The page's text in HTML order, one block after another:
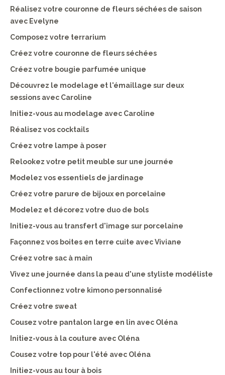
Réalisez votre couronne de fleurs séchées de saison
avec Evelyne
Composez votre terrarium
Créez votre couronne de fleurs séchées
Créez votre bougie parfumée unique
Découvrez le modelage et l'émaillage sur deux
sessions avec Caroline
Initiez-vous au modelage avec Caroline
Réalisez vos cocktails
Créez votre lampe à poser
Relookez votre petit meuble sur une journée
Modelez vos essentiels de jardinage
Créez votre parure de bijoux en porcelaine
Modelez et décorez votre duo de bols
Initiez-vous au transfert d'image sur porcelaine
Façonnez vos boites en terre cuite avec Viviane
Créez votre sac à main
Vivez une journée dans la peau d'une styliste modéliste
Confectionnez votre kimono personnalisé
Créez votre sweat
Cousez votre pantalon large en lin avec Oléna
Initiez-vous à la couture avec Oléna
Cousez votre top pour l'été avec Oléna
Initiez-vous au tour à bois